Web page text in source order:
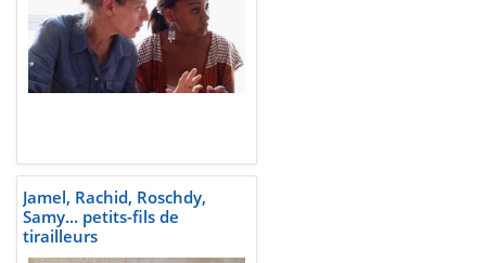
Jamel, Rachid, Roschdy,
Samy... petits-fils de
tirailleurs